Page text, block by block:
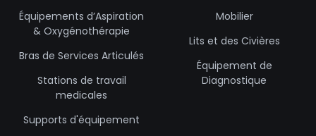
Équipements d’Aspiration
& Oxygénothérapie
Bras de Services Articulés
Stations de travail
medicales
Supports d'équipement
Mobilier
Lits et des Civières
Équipement de
Diagnostique